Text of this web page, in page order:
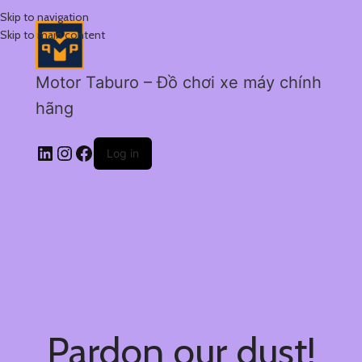
Skip to navigation
Skip to main content
Motor Taburo – Đồ chơi xe máy chính
hãng
Log in
Pardon our dust!